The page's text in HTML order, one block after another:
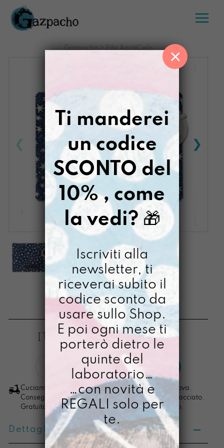
Salta
contenuto
Gazpacho > Etta ApritiCielo
ETTA APRITICIELO
€ 20,00
[ Tovaglietta Americana: 34 X 45 cm ]
ApritiCielo
quantità
LO VOGLIO
Cuciamo ogni ordine nel nostro laboratorio di Padova.
Consegna in 4/5 giorni lavorativi, pacco sempre tracciato.
Gratuita per ordini di importo superiore ai 100 euro.
Dettagli prodotto
Ti manderei
un codice
SCONTO del
10% , come
la vedi? 🎁
Iscriviti alla
newsletter, ti
riceverai subito il
codice sconto da
usare sullo Shop.
E poi ogni mese ti
porterò dietro le
quinte del
laboratorio…
…con novità e
REGALI solo per
te.
×